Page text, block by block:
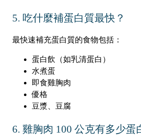
5. 吃什麼補蛋白質最快？
最快速補充蛋白質的食物包括：
蛋白飲（如乳清蛋白）
水煮蛋
即食雞胸肉
優格
豆漿、豆腐
6. 雞胸肉 100 公克有多少蛋